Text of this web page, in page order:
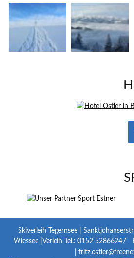
Skiverleih Tegernsee |
Wiessee |Verleih Tel.: 0152 52866247